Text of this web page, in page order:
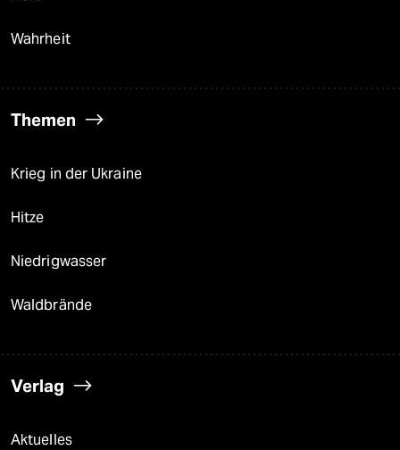
Wahrheit
Themen
Krieg in der Ukraine
Hitze
Niedrigwasser
Waldbrände
Verlag
Aktuelles